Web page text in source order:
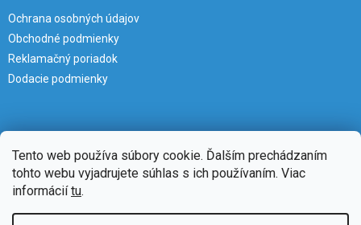
Tento web používa súbory cookie. Ďalším prechádzaním
tohto webu vyjadrujete súhlas s ich používaním. Viac
informáciítu.
Ochrana osobných údajov
Obchodné podmienky
Reklamačný poriadok
Dodacie podmienky